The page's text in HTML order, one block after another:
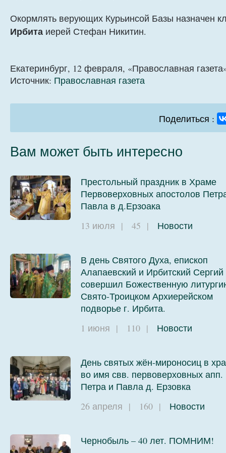
Окормлять верующих Курьинсой Базы назначен
Ирбита иерей Стефан Никитин.
Екатеринбург, 12 февраля, «Православная
Источник: Православная газета
Поделиться :
Вам может быть интересно
Престольный праздник в Храме
Первоверховных апостолов
Павла в д.Ерзоака
13 июля | 45 | Новости
В день Святого Духа, епископ
Алапаевский и Ирбитский Сергий
совершил Божественную
Свято-Троицком Архиерейском
подворье г. Ирбита.
1 июня | 110 | Новости
День святых жён-мироносиц в
во имя свв. первоверховных апп.
Петра и Павла д. Ерзовка
26 апреля | 160 | Новости
Чернобыль – 40 лет. ПОМНИМ!